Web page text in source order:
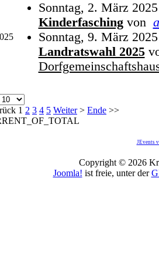
Sonntag, 2. März
Kinderfaschingvon
Sonntag, 9. März
Landratswahl 2025
1 2 3 4 5 Weiter> Ende >>
JEvents
Copyright © 2026
Joomla! ist freie, unter der